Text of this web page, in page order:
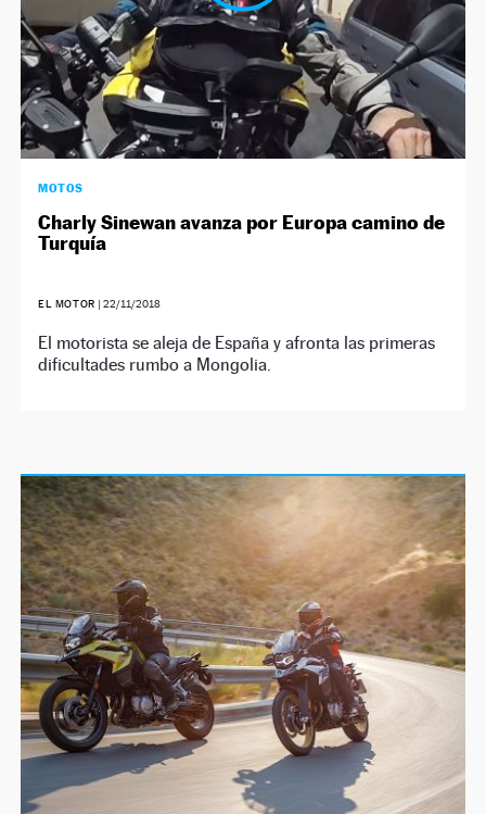
MOTOS
Charly Sinewan avanza por Europa camino de
Turquía
EL MOTOR | 22/11/2018
El motorista se aleja de España y afronta las primeras
dificultades rumbo a Mongolia.